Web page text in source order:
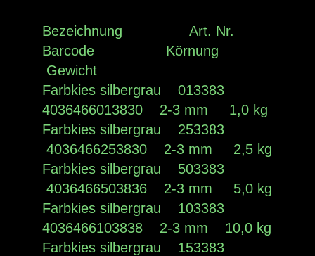
Bezeichnung Art. Nr.
Barcode Körnung
Gewicht
Farbkies silbergrau 013383
4036466013830 2-3 mm 1,0 kg
Farbkies silbergrau 253383
4036466253830 2-3 mm 2,5 kg
Farbkies silbergrau 503383
4036466503836 2-3 mm 5,0 kg
Farbkies silbergrau 103383
4036466103838 2-3 mm 10,0 kg
Farbkies silbergrau 153383